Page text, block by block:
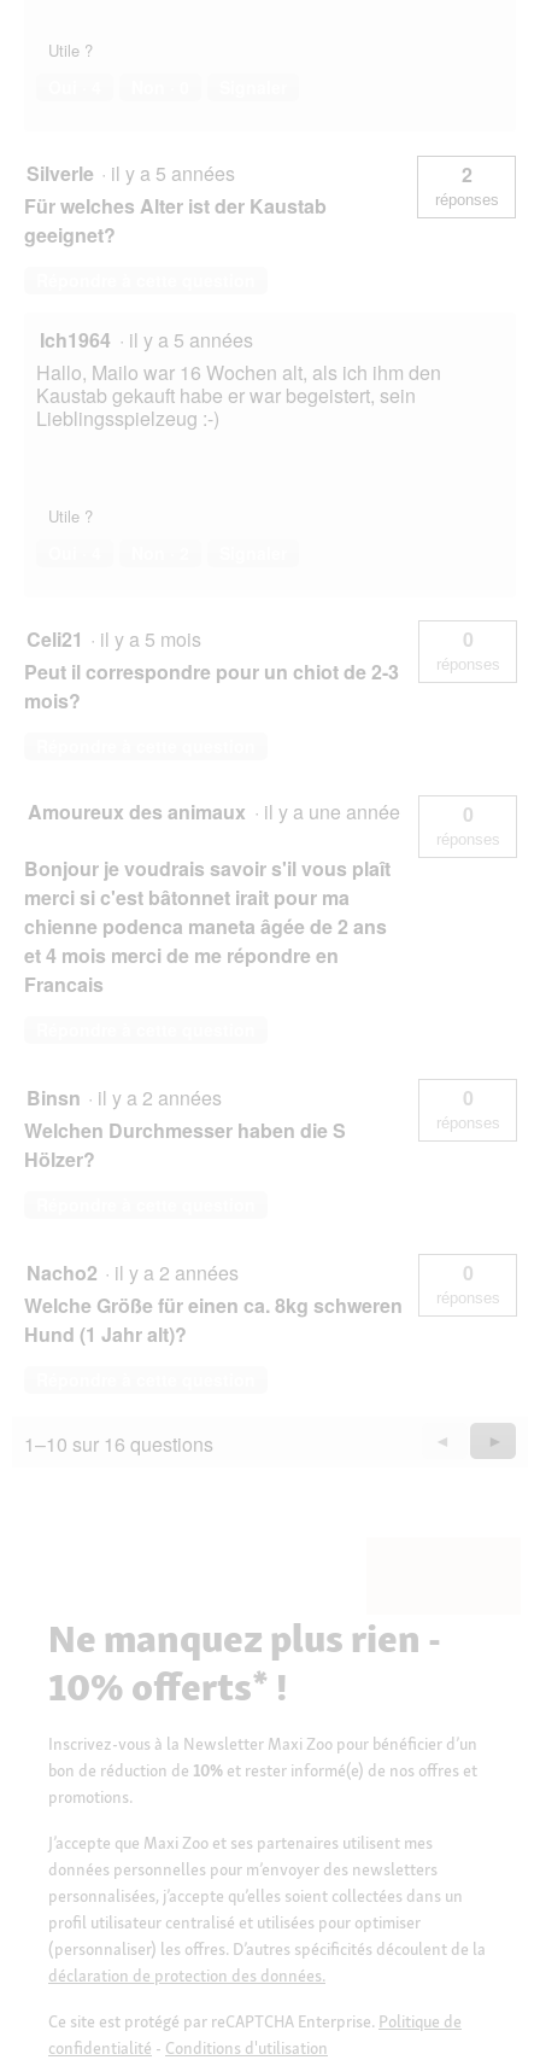
Utile ?
Silverle · il y a 5 années
Für welches Alter ist der Kaustab
geeignet?
2
réponses
Ich1964 · il y a 5 années
Hallo, Mailo war 16 Wochen alt, als ich ihm den
Kaustab gekauft habe er war begeistert, sein
Lieblingsspielzeug :-)
Utile ?
Celi21 · il y a 5 mois
Peut il correspondre pour un chiot de 2-3
mois?
0
réponses
Amoureux des animaux · il y a une année
Bonjour je voudrais savoir s'il vous plaît
merci si c'est bâtonnet irait pour ma
chienne podenca maneta âgée de 2 ans
et 4 mois merci de me répondre en
Francais
0
réponses
Binsn · il y a 2 années
Welchen Durchmesser haben die S
Hölzer?
0
réponses
Nacho2 · il y a 2 années
Welche Größe für einen ca. 8kg schweren
Hund (1 Jahr alt)?
0
réponses
1–10 sur 16 questions
Précédent
Questions
◄ ►
Ne manquez plus rien -
10% offerts* !
Inscrivez-vous à la Newsletter Maxi Zoo pour bénéficier d’un
bon de réduction de 10% et rester informé(e) de nos offres et
promotions.
J’accepte que Maxi Zoo et ses partenaires utilisent mes
données personnelles pour m’envoyer des newsletters
personnalisées, j’accepte qu’elles soient collectées dans un
profil utilisateur centralisé et utilisées pour optimiser
(personnaliser) les offres. D’autres spécificités découlent de la
déclaration de protection des données.
Ce site est protégé par reCAPTCHA Enterprise. Politique de
confidentialité - Conditions d'utilisation